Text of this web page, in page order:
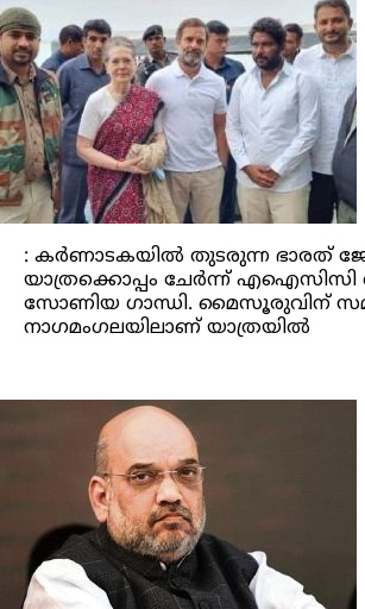
: കര്‍ണാടകയില്‍ തുടരുന്ന ഭാരത്
യാത്രക്കൊപ്പം ചേര്‍ന്ന്
സോണിയ ഗാന്ധി. മൈസൂരുവിന്
നാഗമംഗലയിലാണ് യാത്രയില്‍